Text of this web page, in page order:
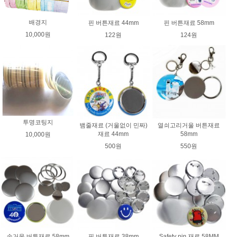
배경지
10,000원
핀 버튼재료 44mm
122원
핀 버튼재료 58mm
124원
투명코팅지
10,000원
뱀줄재료 (거울없이 민짜)
재료 44mm
500원
열쇠고리거울 버튼재료
58mm
550원